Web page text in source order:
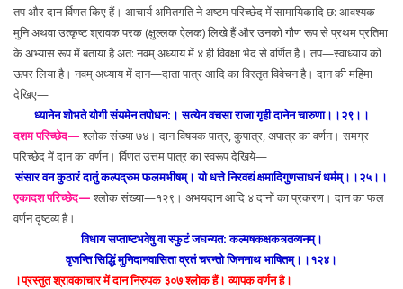
तप और दान र्विणत किए हैं। आचार्य अमितगति ने अष्टम परिच्छेद में सामायिकादि छ: आवश्यक
मुनि अथवा उत्कृष्ट श्रावक परक (क्षुल्लक ऐलक) लिखे हैं और उनको गौण रूप से प्रथम प्रतिमा
के अभ्यास रूप में बताया है अत: नवम् अध्याय में ४ ही विवक्षा भेद से वर्णित है। तप—स्वाध्याय को
ऊपर लिया है। नवम् अध्याय में दान—दाता पात्र आदि का विस्तृत विवेचन है। दान की महिमा
देखिए—
ध्यानेन शोभते योगी संयमेन तपोधन:। सत्येन वचसा राजा गृही दानेन चारुणा।।२९।।
दशम परिच्छेद— श्लोक संख्या ७४। दान विषयक पात्र, कुपात्र, अपात्र का वर्णन। समग्र
परिच्छेद में दान का वर्णन। र्विणत उत्तम पात्र का स्वरूप देखिये—
संसार वन कुठारं दातुं कल्पद्रुम फलमभीषम्। यो धत्ते निरवद्यं क्षमादिगुणसाधनं धर्मम्।।२५।।
एकादश परिच्छेद— श्लोक संख्या—१२९। अभयदान आदि ४ दानों का प्रकरण। दान का फल
वर्णन दृष्टव्य है।
विधाय सप्ताष्टभवेषु वा स्फुटं जघन्यत: कल्मषकक्षकत्र्तव्यनम्।
वृजन्ति सिद्धिं मुनिदानवासिता व्रतं चरन्तो जिननाथ भाषितम्।।१२४।
।प्रस्तुत श्रावकाचार में दान निरुपक ३०७ श्लोक हैं। व्यापक वर्णन है।